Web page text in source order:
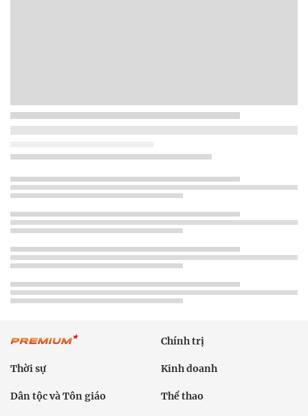
Chính trị
Thời sự Kinh doanh
Dân tộc và Tôn giáo Thể thao